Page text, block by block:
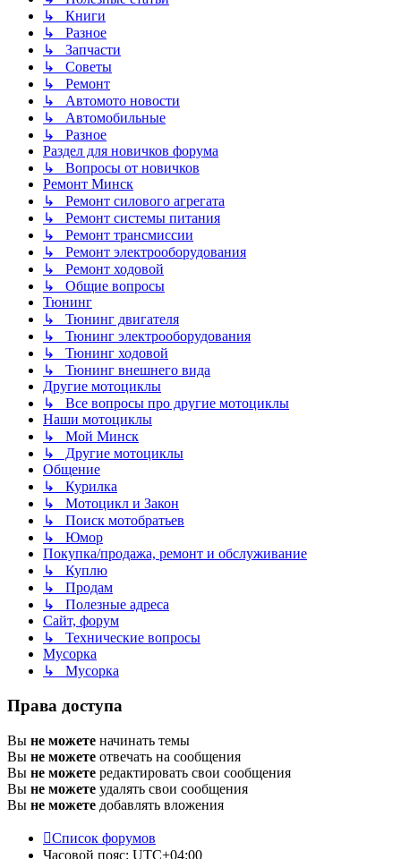
↳ Книги
↳ Разное
↳ Запчасти
↳ Советы
↳ Ремонт
↳ Автомото новости
↳ Автомобильные
↳ Разное
Раздел для новичков форума
↳ Вопросы от новичков
Ремонт Минск
↳ Ремонт силового агрегата
↳ Ремонт системы питания
↳ Ремонт трансмиссии
↳ Ремонт электрооборудования
↳ Ремонт ходовой
↳ Общие вопросы
Тюнинг
↳ Тюнинг двигателя
↳ Тюнинг электрооборудования
↳ Тюнинг ходовой
↳ Тюнинг внешнего вида
Другие мотоциклы
↳ Все вопросы про другие мотоциклы
Наши мотоциклы
↳ Мой Минск
↳ Другие мотоциклы
Общение
↳ Курилка
↳ Мотоцикл и Закон
↳ Поиск мотобратьев
↳ Юмор
Покупка/продажа, ремонт и обслуживание
↳ Куплю
↳ Продам
↳ Полезные адреса
Сайт, форум
↳ Технические вопросы
Мусорка
↳ Мусорка
Права доступа
Вы не можете начинать темы
Вы не можете отвечать на сообщения
Вы не можете редактировать свои сообщения
Вы не можете удалять свои сообщения
Вы не можете добавлять вложения
Список форумов
Часовой пояс: UTC+04:00